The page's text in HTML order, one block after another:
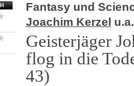
Fantasy und
Joachim Kerzel u.a.
Geisterjäger
flog in die
43)